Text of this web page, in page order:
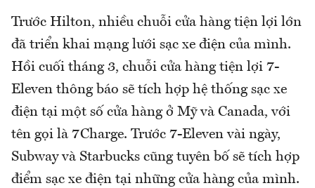
Trước Hilton, nhiều chuỗi cửa hàng tiện lợi lớn
đã triển khai mạng lưới sạc xe điện của mình.
Hồi cuối tháng 3, chuỗi cửa hàng tiện lợi 7-
Eleven thông báo sẽ tích hợp hệ thống sạc xe
điện tại một số cửa hàng ở Mỹ và Canada, với
tên gọi là 7Charge. Trước 7-Eleven vài ngày,
Subway và Starbucks cũng tuyên bố sẽ tích hợp
điểm sạc xe điện tại những cửa hàng của mình.